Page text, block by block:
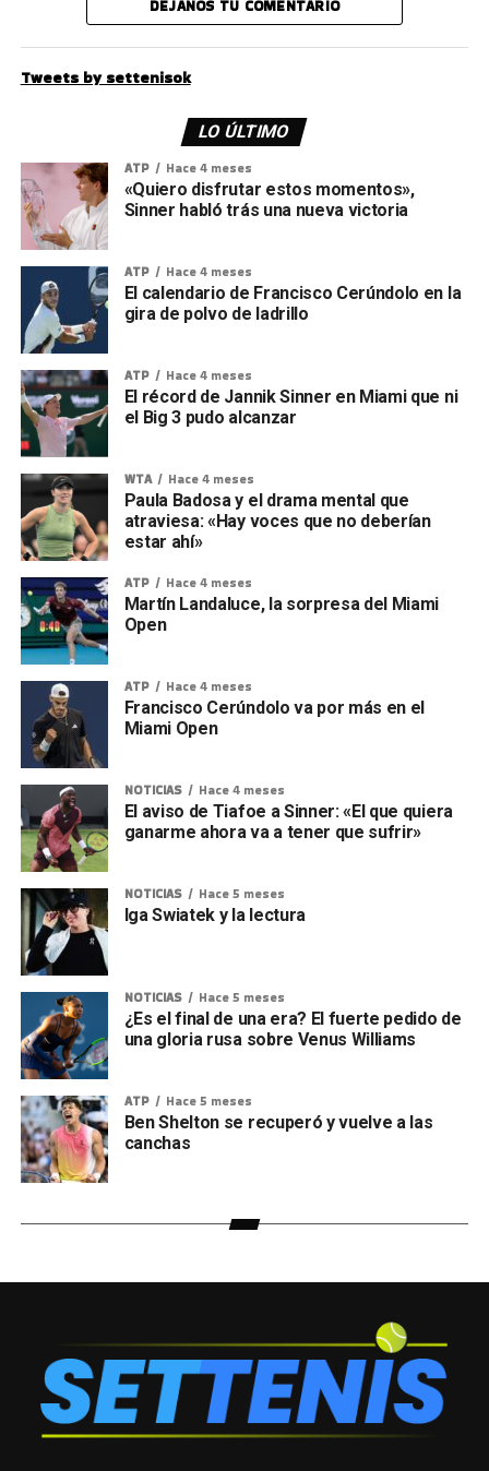
DEJANOS TU COMENTARIO
Tweets by settenisok
LO ÚLTIMO
ATP Hace 4 meses
«Quiero disfrutar estos momentos»,
Sinner habló trás una nueva victoria
ATP Hace 4 meses
El calendario de Francisco Cerúndolo en la
gira de polvo de ladrillo
ATP Hace 4 meses
El récord de Jannik Sinner en Miami que ni
el Big 3 pudo alcanzar
WTA Hace 4 meses
Paula Badosa y el drama mental que
atraviesa: «Hay voces que no deberían
estar ahí»
ATP Hace 4 meses
Martín Landaluce, la sorpresa del Miami
Open
ATP Hace 4 meses
Francisco Cerúndolo va por más en el
Miami Open
NOTICIAS Hace 4 meses
El aviso de Tiafoe a Sinner: «El que quiera
ganarme ahora va a tener que sufrir»
NOTICIAS Hace 5 meses
Iga Swiatek y la lectura
NOTICIAS Hace 5 meses
¿Es el final de una era? El fuerte pedido de
una gloria rusa sobre Venus Williams
ATP Hace 5 meses
Ben Shelton se recuperó y vuelve a las
canchas